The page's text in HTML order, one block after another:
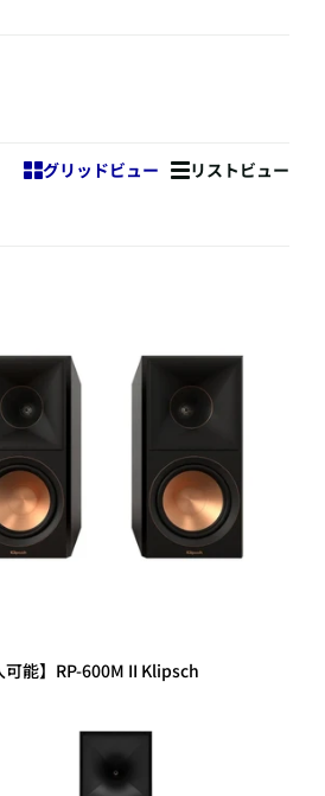
グリッドビュー
リストビュー
可能】RP-600M II Klipsch